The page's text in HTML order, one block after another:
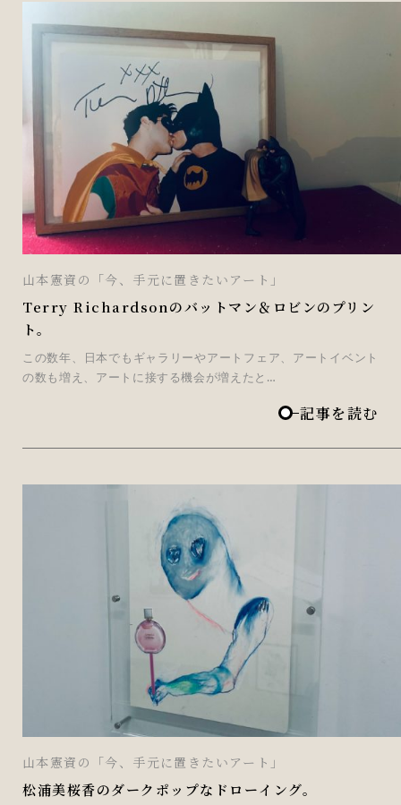
山本憲資の「今、手元に置きたいアート」
Terry Richardsonのバットマン＆ロビンのプリン
ト。
この数年、日本でもギャラリーやアートフェア、アートイベント
の数も増え、アートに接する機会が増えたと…
記事を読む
山本憲資の「今、手元に置きたいアート」
松浦美桜香のダークポップなドローイング。